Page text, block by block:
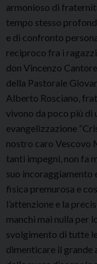
armonioso di
tempo stesso
e di confronto
reciproco fra i
don Vincenzo
della Pastorale
Alberto Rosciano,
vivono da poco più di
evangelizzazione
nostro caro Vescovo
tanti impegni, non fa
suo incoraggiamento
fisica premurosa e
l’attenzione e la
manchi mai nulla per
svolgimento di tutte
dimenticare il grande